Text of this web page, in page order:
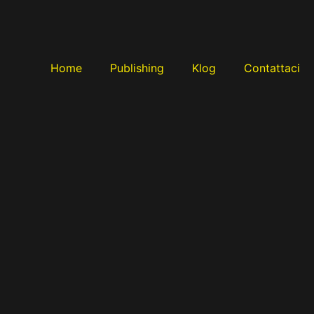
Home Publishing Klog Contattaci